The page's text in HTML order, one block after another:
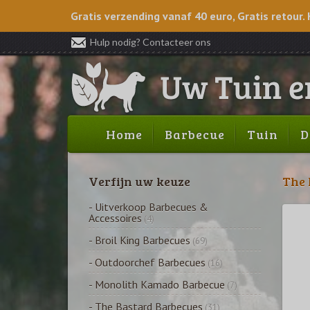
Gratis verzending vanaf 40 euro, Gratis retour.
Hulp nodig? Contacteer ons
Home Barbecue Tuin
The
Verfijn uw keuze
- Uitverkoop Barbecues &
Accessoires (4)
- Broil King Barbecues (69)
- Outdoorchef Barbecues (16)
- Monolith Kamado Barbecue (7)
- The Bastard Barbecues (31)